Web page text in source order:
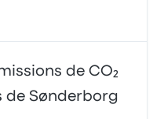
de CO₂
de Sønderborg